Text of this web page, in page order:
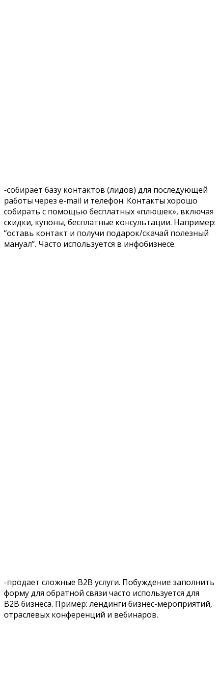
-собирает базу контактов (лидов) для последующей
работы через e-mail и телефон. Контакты хорошо
собирать с помощью бесплатных «плюшек», включая
скидки, купоны, бесплатные консультации. Например:
“оставь контакт и получи подарок/скачай полезный
мануал”. Часто используется в инфобизнесе.
-продает сложные В2В услуги. Побуждение заполнить
форму для обратной связи часто используется для
В2В бизнеса. Пример: лендинги бизнес-мероприятий,
отраслевых конференций и вебинаров.